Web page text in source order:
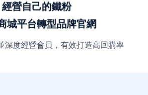
經營自己的鐵粉
城平台轉型品牌官網
深度經營會員，有效打造高回購率